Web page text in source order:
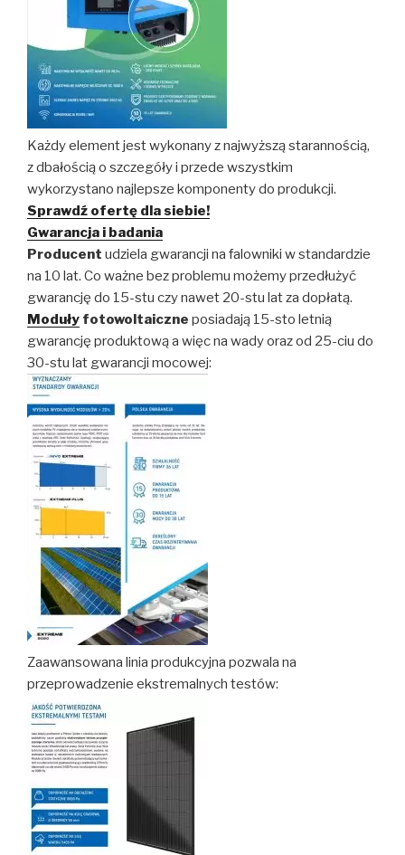
Każdy element jest wykonany z najwyższą starannością,
z dbałością o szczegóły i przede wszystkim
wykorzystano najlepsze komponenty do produkcji.
Sprawdź ofertę dla siebie!
Gwarancja i badania
Producent udziela gwarancji na falowniki w standardzie
na 10 lat. Co ważne bez problemu możemy przedłużyć
gwarancję do 15-stu czy nawet 20-stu lat za dopłatą.
Moduły fotowoltaiczne posiadają 15-sto letnią
gwarancję produktową a więc na wady oraz od 25-ciu do
30-stu lat gwarancji mocowej:
Zaawansowana linia produkcyjna pozwala na
przeprowadzenie ekstremalnych testów: